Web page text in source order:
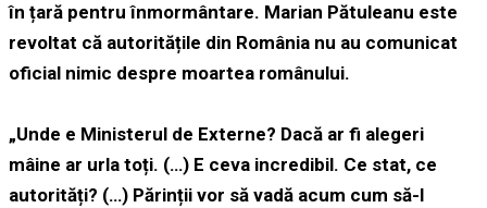
în țară pentru înmormântare. Marian Pătuleanu este
revoltat că autoritățile din România nu au comunicat
oficial nimic despre moartea românului.
„Unde e Ministerul de Externe? Dacă ar fi alegeri
mâine ar urla toți. (…) E ceva incredibil. Ce stat, ce
autorități? (…) Părinții vor să vadă acum cum să-l